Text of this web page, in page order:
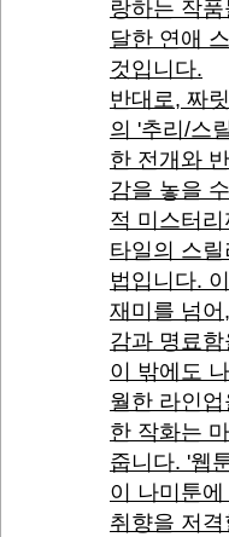
랑하는 작
달한 연애
것입니다.
반대로, 짜
의 '추리/스
한 전개와
감을 놓을
적 미스터
타일의 스
법입니다.
재미를 넘
감과 명료
이 밖에도
월한 라인
한 작화는
줍니다. '웹
이 나미툰
취향을 저